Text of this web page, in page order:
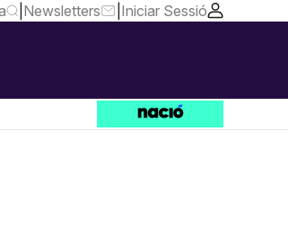
Newsletters Iniciar Sessió